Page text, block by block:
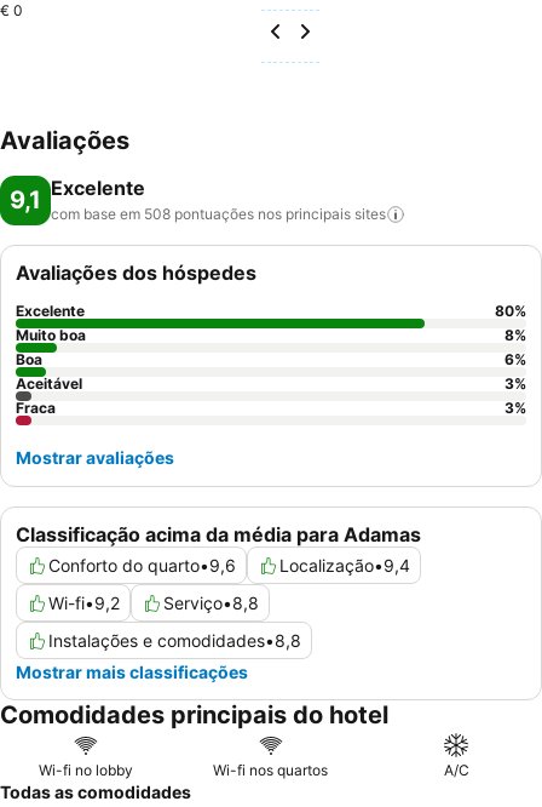
€ 0
Avaliações
9,1 Excelente
com base em 508 pontuações nos principais sites
Classificação acima da média para Adamas
Conforto do quarto•9,6 Localização•9,4
Wi-fi•9,2 Serviço•8,8
Instalações e comodidades•8,8
Mostrar mais classificações
Avaliações dos hóspedes
Excelente 80%
Muito boa
8%
Boa
6%
Aceitável
3%
Fraca
3%
Mostrar avaliações
Comodidades principais do hotel
Wi-fi no lobby Wi-fi nos quartos A/C
Todas as comodidades